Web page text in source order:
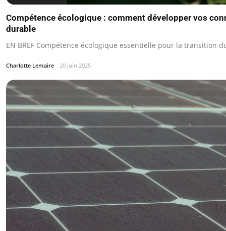
Compétence écologique : comment développer vos
durable
EN BREF Compétence écologique essentielle pour la transition
Charlotte Lemaire 20 juin 2025